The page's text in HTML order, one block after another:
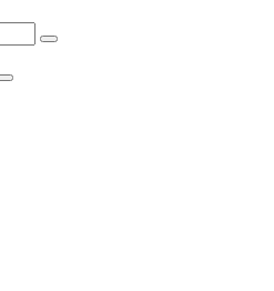
Verzenden
Verzenden